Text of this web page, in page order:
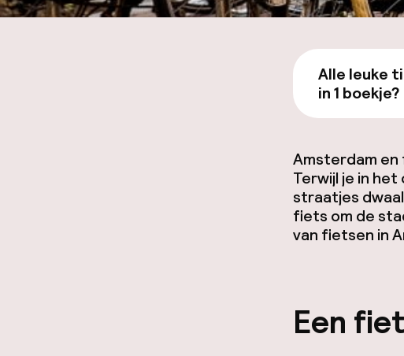
Alle leuke
in 1 boekje?
Amsterdam en
Terwijl je in
straatjes
fiets om de
van fietsen in
Een